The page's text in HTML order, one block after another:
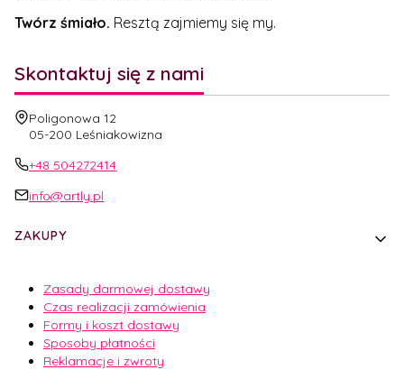
Twórz śmiało. Resztą zajmiemy się my.
Skontaktuj się z nami
Adres:
Poligonowa 12
05-200 Leśniakowizna
+48 504272414
info@artly.pl
ZAKUPY
Zasady darmowej dostawy
Czas realizacji zamówienia
Formy i koszt dostawy
Sposoby płatności
Reklamacje i zwroty